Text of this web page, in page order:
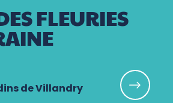
FLEURIES
de Villandry